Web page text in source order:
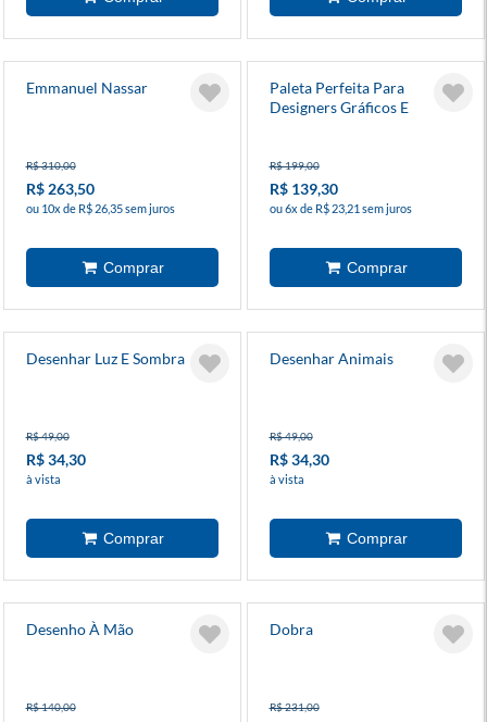
Emmanuel Nassar
R$ 310,00
R$ 263,50
ou 10x de R$ 26,35 sem juros
Paleta Perfeita Para
Designers Gráficos E
R$ 199,00
R$ 139,30
ou 6x de R$ 23,21 sem juros
Desenhar Luz E Sombra
R$ 49,00
R$ 34,30
à vista
Desenhar Animais
R$ 49,00
R$ 34,30
à vista
Desenho À Mão
R$ 140,00
Dobra
R$ 231,00